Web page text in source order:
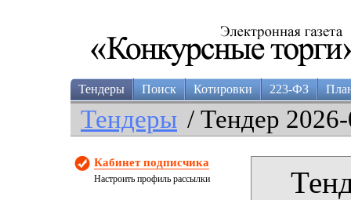
Тендеры Поиск Котировки 223-ФЗ
Тендеры / Тендер
Кабинет подписчика
Настроить профиль рассылки